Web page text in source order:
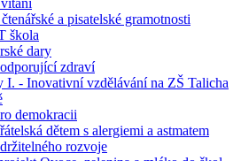
a pisatelské gramotnosti
škola
dary
zdraví
I. - Inovativní vzdělávání na ZŠ Talicha
demokracii
dětem s alergiemi a astmatem
rozvoje